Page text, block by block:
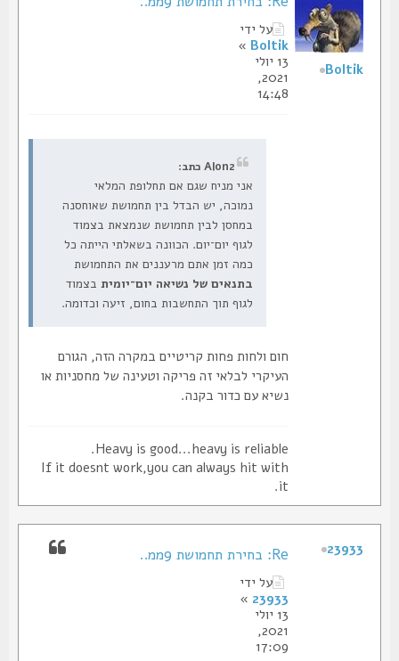
על ידי
Boltik
»
13 יולי
2021,
14:48
Alon2 כתב:
אני מניח שגם אם תחלופת המלאי
נמוכה, יש הבדל בין תחמושת שאוחסנה
במחסן לבין תחמושת שנמצאת בצמוד
לגוף יום־יום. הכוונה בשאלתי הייתה כל
כמה זמן אתם מרעננים את התחמושת
בתנאים של נשיאה יום־יומיתבצמוד
לגוף תוך התחשבות בחום, זיעה וכדומה.
חום ולחות פחות קריטיים במקרה הזה, הגורם
העיקרי לבלאי זה פריקה וטעינה של מחסניות או
נשיא עם כדור בקנה.
Heavy is good...heavy is reliable.
If it doesnt work,you can always hit with
Boltik
על ידי
23933
»
13 יולי
2021,
17:09
23933